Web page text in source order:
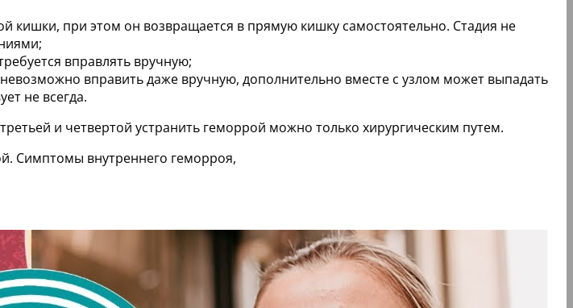
при этом он возвращается в прямую кишку самостоятельно. Стадия не
вправлять вручную;
вправить даже вручную, дополнительно вместе с узлом может выпадать
не всегда.
и четвертой устранить геморрой можно только хирургическим путем.